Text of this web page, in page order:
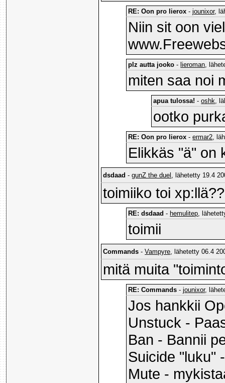
RE: Oon pro lierox -jounixor,
Niin sit oon
plz autta jooko - lieroman,
miten saa noi
apua tulossa! -oshk,
ootko
RE: Oon pro lierox -ermar2,
Elikkäs "ä" on
dsdaad -gunZ the duel , lähetetty 19.4
toimiiko toi
RE: dsdaad - hemulitep,
toimii
Commands -Vampyre, lähetetty 06.4
mitä muita
RE: Commands -jounixor,
Jos hankkii
Unstuck -
Ban - Bannii
Suicide "luku"
Mute -